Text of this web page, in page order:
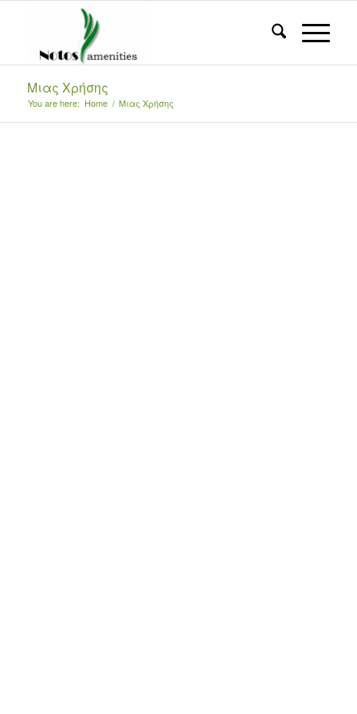
Μιας Χρήσης
You are here: Home / Μιας Χρήσης